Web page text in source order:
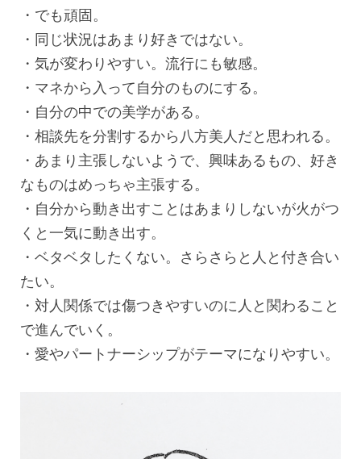
・でも頑固。
・同じ状況はあまり好きではない。
・気が変わりやすい。流行にも敏感。
・マネから入って自分のものにする。
・自分の中での美学がある。
・相談先を分割するから八方美人だと思われる。
・あまり主張しないようで、興味あるもの、好き
なものはめっちゃ主張する。
・自分から動き出すことはあまりしないが火がつ
くと一気に動き出す。
・ベタベタしたくない。さらさらと人と付き合い
たい。
・対人関係では傷つきやすいのに人と関わること
で進んでいく。
・愛やパートナーシップがテーマになりやすい。